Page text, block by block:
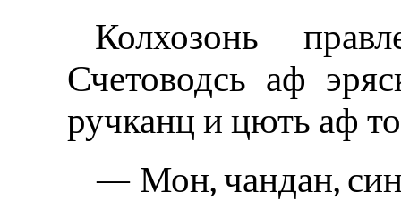
Колхозонь
Счетоводсь аф
ручканц и цють аф
— Мон, чандан,